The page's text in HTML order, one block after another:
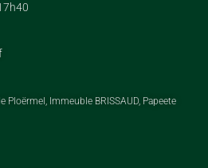
Ploërmel, Immeuble BRISSAUD, Papeete